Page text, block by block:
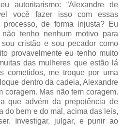
autoritarismo: “Alexandre de
você fazer isso com essas
de forma injusta? Eu
tenho nenhum motivo para
cristão e sou pecador como
provavelmente eu tenho muito
das mulheres que estão lá
cometidos, me troque por uma
dentro da cadeia, Alexandre
coragem. Mas não tem coragem.
que advém da prepotência de
do bem e do mal, acima das leis,
Investigar, julgar, e punir ao